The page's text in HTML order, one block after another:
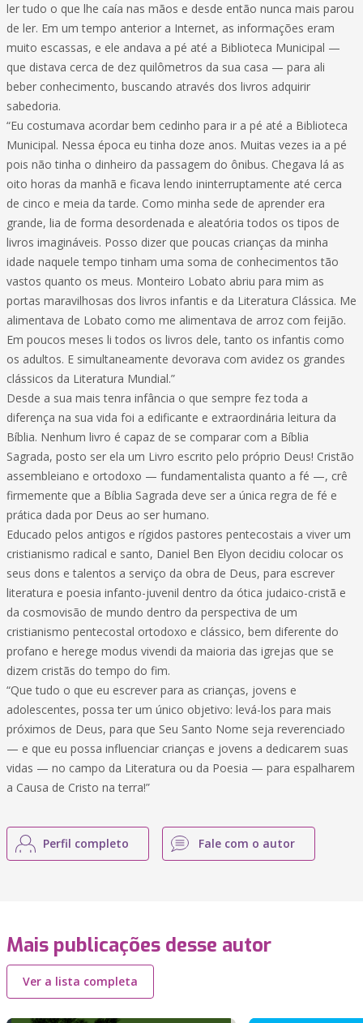
ler tudo o que lhe caía nas mãos e desde então nunca mais parou
de ler. Em um tempo anterior a Internet, as informações eram
muito escassas, e ele andava a pé até a Biblioteca Municipal —
que distava cerca de dez quilômetros da sua casa — para ali
beber conhecimento, buscando através dos livros adquirir
sabedoria.
“Eu costumava acordar bem cedinho para ir a pé até a Biblioteca
Municipal. Nessa época eu tinha doze anos. Muitas vezes ia a pé
pois não tinha o dinheiro da passagem do ônibus. Chegava lá as
oito horas da manhã e ficava lendo ininterruptamente até cerca
de cinco e meia da tarde. Como minha sede de aprender era
grande, lia de forma desordenada e aleatória todos os tipos de
livros imagináveis. Posso dizer que poucas crianças da minha
idade naquele tempo tinham uma soma de conhecimentos tão
vastos quanto os meus. Monteiro Lobato abriu para mim as
portas maravilhosas dos livros infantis e da Literatura Clássica. Me
alimentava de Lobato como me alimentava de arroz com feijão.
Em poucos meses li todos os livros dele, tanto os infantis como
os adultos. E simultaneamente devorava com avidez os grandes
clássicos da Literatura Mundial.”
Desde a sua mais tenra infância o que sempre fez toda a
diferença na sua vida foi a edificante e extraordinária leitura da
Bíblia. Nenhum livro é capaz de se comparar com a Bíblia
Sagrada, posto ser ela um Livro escrito pelo próprio Deus! Cristão
assembleiano e ortodoxo — fundamentalista quanto a fé —, crê
firmemente que a Bíblia Sagrada deve ser a única regra de fé e
prática dada por Deus ao ser humano.
Educado pelos antigos e rígidos pastores pentecostais a viver um
cristianismo radical e santo, Daniel Ben Elyon decidiu colocar os
seus dons e talentos a serviço da obra de Deus, para escrever
literatura e poesia infanto-juvenil dentro da ótica judaico-cristã e
da cosmovisão de mundo dentro da perspectiva de um
cristianismo pentecostal ortodoxo e clássico, bem diferente do
profano e herege modus vivendi da maioria das igrejas que se
dizem cristãs do tempo do fim.
“Que tudo o que eu escrever para as crianças, jovens e
adolescentes, possa ter um único objetivo: levá-los para mais
próximos de Deus, para que Seu Santo Nome seja reverenciado
— e que eu possa influenciar crianças e jovens a dedicarem suas
vidas — no campo da Literatura ou da Poesia — para espalharem
a Causa de Cristo na terra!”
Perfil completo Fale com o autor
Mais publicações desse autor
Ver a lista completa